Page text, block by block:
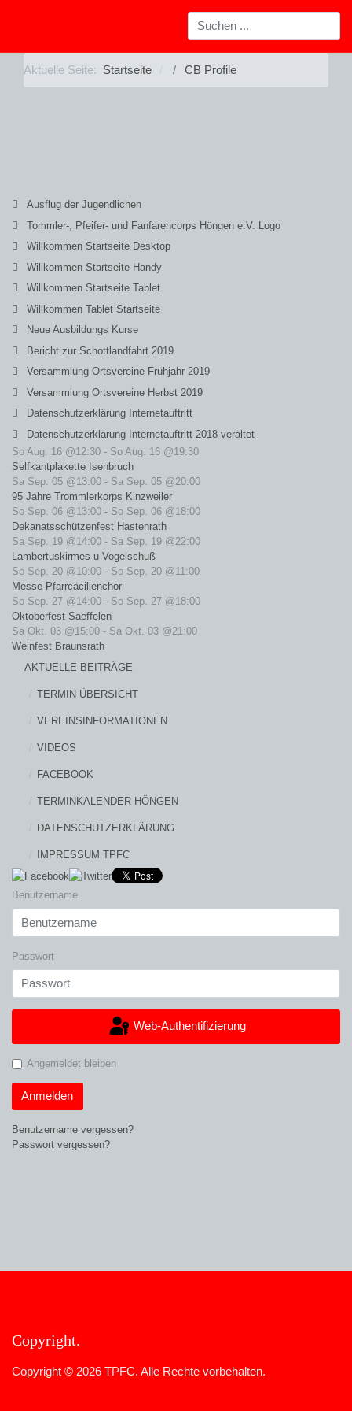
Aktuelle Seite: Startseite CB Profile
Ausflug der Jugendlichen
Tommler-, Pfeifer- und Fanfarencorps Höngen e.V. Logo
Willkommen Startseite Desktop
Willkommen Startseite Handy
Willkommen Startseite Tablet
Willkommen Tablet Startseite
Neue Ausbildungs Kurse
Bericht zur Schottlandfahrt 2019
Versammlung Ortsvereine Frühjahr 2019
Versammlung Ortsvereine Herbst 2019
Datenschutzerklärung Internetauftritt
Datenschutzerklärung Internetauftritt 2018 veraltet
So Aug. 16 @12:30 - So Aug. 16 @19:30
Selfkantplakette Isenbruch
Sa Sep. 05 @13:00 - Sa Sep. 05 @20:00
95 Jahre Trommlerkorps Kinzweiler
So Sep. 06 @13:00 - So Sep. 06 @18:00
Dekanatsschützenfest Hastenrath
Sa Sep. 19 @14:00 - Sa Sep. 19 @22:00
Lambertuskirmes u Vogelschuß
So Sep. 20 @10:00 - So Sep. 20 @11:00
Messe Pfarrcäcilienchor
So Sep. 27 @14:00 - So Sep. 27 @18:00
Oktoberfest Saeffelen
Sa Okt. 03 @15:00 - Sa Okt. 03 @21:00
Weinfest Braunsrath
AKTUELLE BEITRÄGE
TERMIN ÜBERSICHT
VEREINSINFORMATIONEN
VIDEOS
FACEBOOK
TERMINKALENDER HÖNGEN
DATENSCHUTZERKLÄRUNG
IMPRESSUM TPFC
Benutzername
Passwort
Web-Authentifizierung
Angemeldet bleiben
Anmelden
Benutzername vergessen?
Passwort vergessen?
Copyright
Copyright © 2026 TPFC. Alle Rechte vorbehalten.